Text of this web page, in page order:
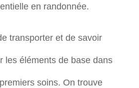
en randonnée.
transporter et de savoir
les éléments de base dans
soins. On trouve